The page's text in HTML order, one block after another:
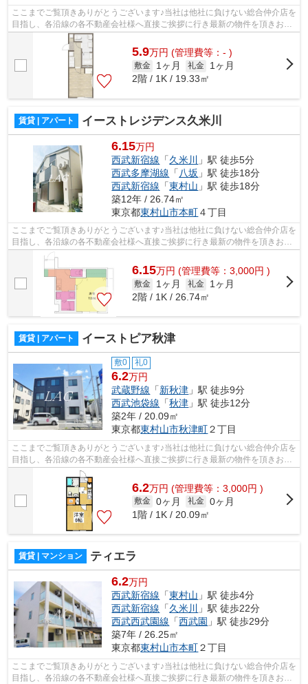
ここまでご覧頂きありがとうございます♪当社は他社に負けない総合仲介店を
目指し、各沿線の各不動産会社様へ直接ご挨拶に行き最新の物件を頂きお客
様へ提供しております！最新の情報は...
5.9万円 (管理費等：- )
敷金 1ヶ月 礼金
1ヶ月
2階 / 1K / 19.33㎡
賃貸 | アパート イーストレジデンス久米川
6.15万円
西武新宿線 「久米川 」駅 徒歩5分
西武多摩湖線 「八坂 」駅 徒歩18分
西武新宿線 「東村山 」駅 徒歩18分
築12年 / 26.74㎡
東京都東村山市本町４丁目
ここまでご覧頂きありがとうございます♪当社は他社に負けない総合仲介店を
目指し、各沿線の各不動産会社様へ直接ご挨拶に行き最新の物件を頂きお客
様へ提供しております！最新の情報は...
6.15万円 (管理費等：3,000円 )
敷金 1ヶ月 礼金
1ヶ月
2階 / 1K / 26.74㎡
賃貸 | アパート イーストピア秋津
敷0 礼0
6.2万円
武蔵野線 「新秋津 」駅 徒歩9分
西武池袋線 「秋津 」駅 徒歩12分
築2年 / 20.09㎡
東京都東村山市秋津町２丁目
ここまでご覧頂きありがとうございます♪当社は他社に負けない総合仲介店を
目指し、各沿線の各不動産会社様へ直接ご挨拶に行き最新の物件を頂きお客
様へ提供しております！最新の情報は...
6.2万円 (管理費等：3,000円 )
敷金 0ヶ月 礼金 0ヶ月
1階 / 1K / 20.09㎡
賃貸 | マンション ティエラ
6.2万円
西武新宿線 「東村山 」駅 徒歩4分
西武新宿線 「久米川
」駅 徒歩22分
西武西武園線 「西武園 」駅 徒歩29分
築7年 / 26.25㎡
東京都東村山市本町２丁目
ここまでご覧頂きありがとうございます♪当社は他社に負けない総合仲介店を
目指し、各沿線の各不動産会社様へ直接ご挨拶に行き最新の物件を頂きお客